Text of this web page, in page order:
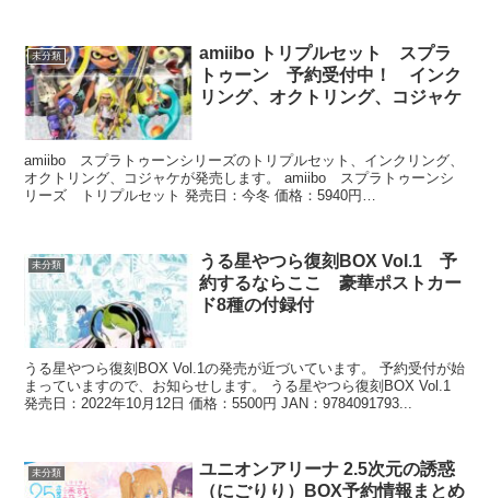
未分類
amiibo トリプルセット スプラ
トゥーン 予約受付中！ インク
リング、オクトリング、コジャケ
amiibo スプラトゥーンシリーズのトリプルセット、インクリング、
オクトリング、コジャケが発売します。 amiibo スプラトゥーンシ
リーズ トリプルセット 発売日：今冬 価格：5940円
未分類
うる星やつら復刻BOX Vol.1 予
約するならここ 豪華ポストカー
ド8種の付録付
うる星やつら復刻BOX Vol.1の発売が近づいています。 予約受付が始
まっていますので、お知らせします。 うる星やつら復刻BOX Vol.1
発売日：2022年10月12日 価格：5500円 JAN：9784091793...
未分類
ユニオンアリーナ 2.5次元の誘惑
（にごりり）BOX予約情報まとめ